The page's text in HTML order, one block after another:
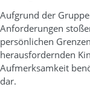
Aufgrund der
Anforderungen
persönlichen
herausfordernden
Aufmerksamkeit
dar.